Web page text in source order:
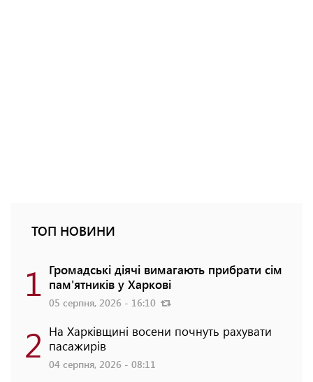
ТОП НОВИНИ
1 Громадські діячі вимагають прибрати сім
пам'ятників у Харкові
05 серпня, 2026 - 16:10
2 На Харківщині восени почнуть рахувати
пасажирів
04 серпня, 2026 - 08:11